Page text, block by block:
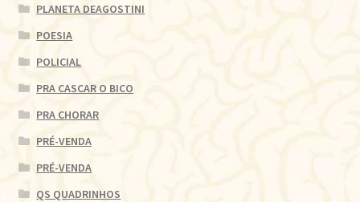
PLANETA DEAGOSTINI
POESIA
POLICIAL
PRA CASCAR O BICO
PRA CHORAR
PRÉ-VENDA
PRÉ-VENDA
QS QUADRINHOS